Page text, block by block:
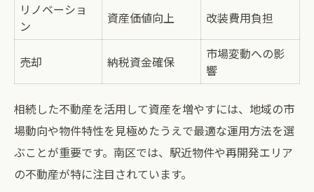
リノベーショ
ン
資産価値向上 改装費用負担
売却 納税資金確保
市場変動への影
響
相続した不動産を活用して資産を増やすには、地域の市
場動向や物件特性を見極めたうえで最適な運用方法を選
ぶことが重要です。南区では、駅近物件や再開発エリア
の不動産が特に注目されています。